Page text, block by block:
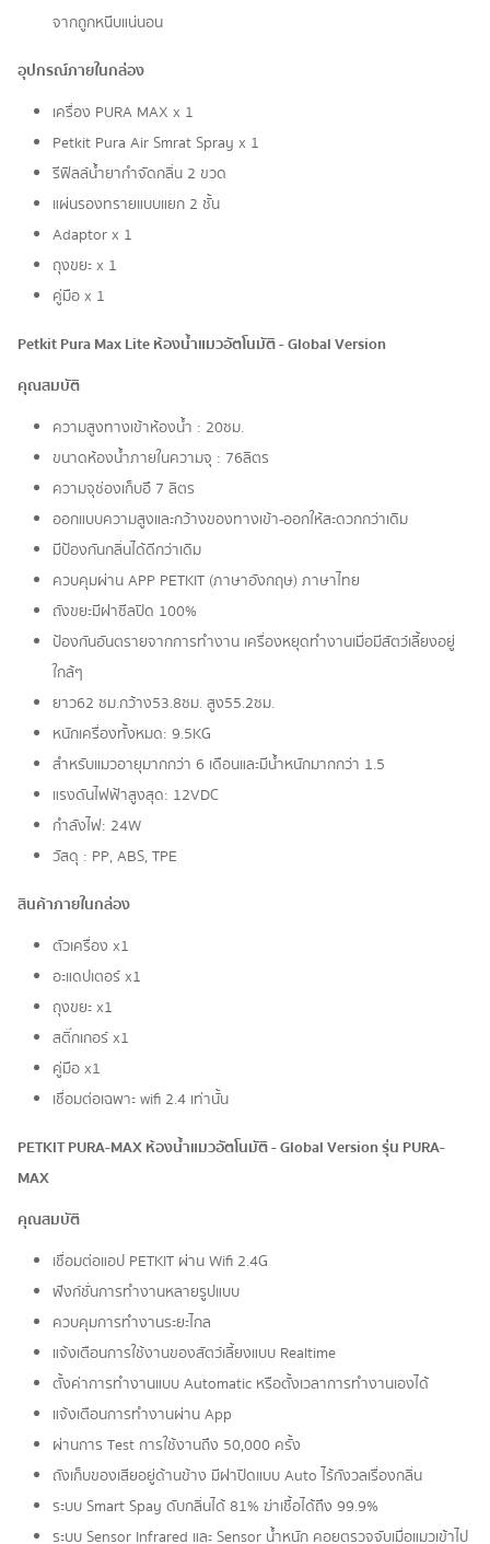
จากถูกหนีบแน่นอน
อุปกรณ์ภายในกล่อง
เครื่อง PURA MAX x 1
Petkit Pura Air Smrat Spray x 1
รีฟิลล์น้ำยากำจัดกลิ่น 2 ขวด
แผ่นรองทรายแบบแยก 2 ชั้น
Adaptor x 1
ถุงขยะ x 1
คู่มือ x 1
Petkit Pura Max Lite ห้องน้ำแมวอัตโนมัติ - Global Version
คุณสมบัติ
ความสูงทางเข้าห้องน้ำ​ : 20ซม.
ขนาดห้องน้ำภายใน​ความจุ​ : 76ลิตร
ความจุช่องเก็บอึ 7 ลิตร
ออกแบบความสูงและกว้างของทางเข้า-ออกให้สะดวกกว่าเดิม
มีป้องกันกลิ่นได้ดีกว่าเดิม
ควบคุมผ่าน​ APP​ PETKIT​ (ภาษาอังกฤษ) ภาษาไทย
ถังขยะมีฝาซีลปิด 100%
ป้องกันอันตรายจากการทำงาน เครื่องหยุดทำงานเมื่อมีสัตว์เลี้ยงอยู่
ใกล้ๆ
ยาว62​ ซม.กว้าง53.8ซม. สูง​55.2ซม.
หนักเครื่องทั้งหมด: 9.5KG
สำหรับแมวอายุมากกว่า 6 เดือนและมีน้ำหนักมากกว่า 1.5
แรงดันไฟฟ้าสูงสุด: 12VDC
กำลังไฟ: 24W
วัสดุ​ : PP, ABS, TPE
สินค้าภายในกล่อง
ตัวเครื่อง x1
อะแดปเตอร์ x1
ถุงขยะ x1
สติ๊กเกอร์ x1
คู่มือ x1
เชื่อมต่อเฉพาะ wifi 2.4 เท่านั้น
PETKIT PURA-MAX ห้องน้ำแมวอัตโนมัติ - Global Version รุ่น PURA-
MAX
คุณสมบัติ
เชื่อมต่อแอป PETKIT ผ่าน Wifi 2.4G
ฟังก์ชั่นการทำงานหลายรูปแบบ
ควบคุมการทำงานระยะไกล
แจ้งเตือนการใช้งานของสัตว์เลี้ยงแบบ Realtime
ตั้งค่าการทำงานแบบ Automatic หรือตั้งเวลาการทำงานเองได้
แจ้งเตือนการทำงานผ่าน App
ผ่านการ Test การใช้งานถึง 50,000 ครั้ง
ถังเก็บของเสียอยู่ด้านข้าง มีฝาปิดแบบ Auto ไร้กังวลเรื่องกลิ่น
ระบบ Smart Spay ดับกลิ่นได้ 81% ฆ่าเชื้อได้ถึง 99.9%
ระบบ Sensor Infrared และ Sensor น้ำหนัก คอยตรวจจับเมื่อแมวเข้าไป